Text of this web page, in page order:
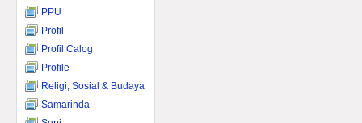
PPU
Profil
Profil Calog
Profile
Religi, Sosial & Budaya
Samarinda